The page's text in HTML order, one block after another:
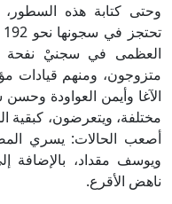
وحتى كتابة هذه السطور،
العظمى في سجنيْ نفحة
متزوجون، ومنهم قيادات
الآغا وأيمن العواودة
مختلفة، ويتعرضون، كبقية
أصعب الحالات: يسري
ويوسف مقداد، بالإضافة
ناهض الأقرع.